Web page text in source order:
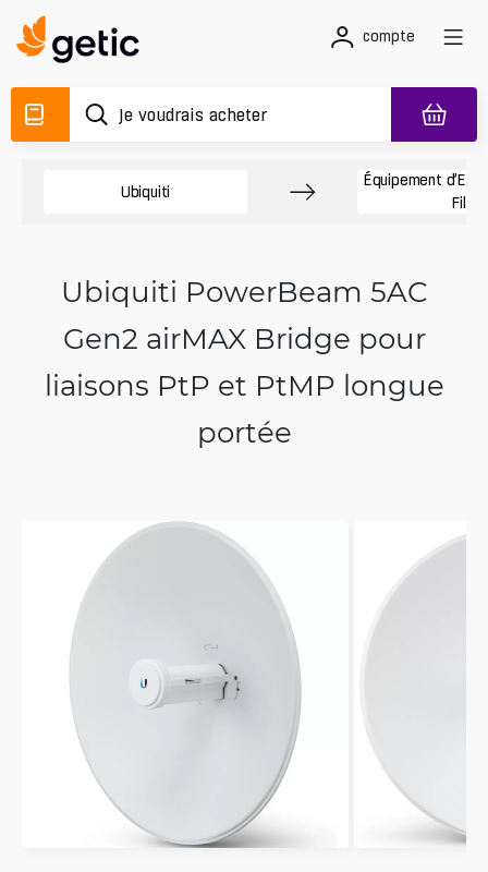
compte
Ubiquiti
Équipement
Fil
Ubiquiti PowerBeam 5AC
Gen2 airMAX Bridge pour
liaisons PtP et PtMP longue
portée